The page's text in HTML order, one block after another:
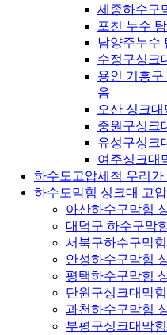
세종하수구
포천 누수
남양주누수
수정구싱크
용인 기흥
음
오산 싱크
중원구싱크
유성구싱크
여주싱크대
하수도고압세척 우리가
하수도막힘 싱크대 고
아산하수구막힘
대덕구 하수구막
서북구하수구막
안성하수구막힘
평택하수구막힘
단원구싱크대막
과천하수구막힘
부평구싱크대막